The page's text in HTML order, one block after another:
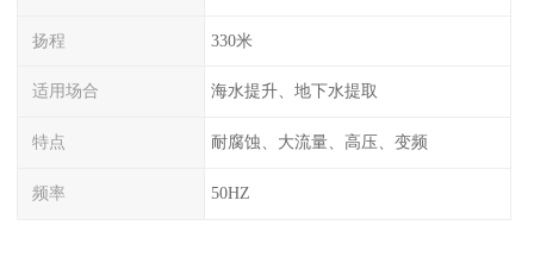
扬程 330米
适用场合 海水提升、地下水提取
特点 耐腐蚀、大流量、高压、变频
频率 50HZ